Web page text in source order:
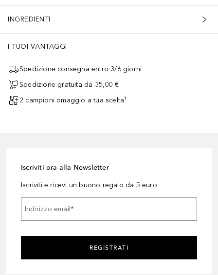
INGREDIENTI
I TUOI VANTAGGI
Spedizione consegna entro 3/6 giorni
Spedizione gratuita da 35,00 €
2 campioni omaggio a tua scelta¹
Iscriviti ora alla Newsletter
Iscriviti e ricevi un buono regalo da 5 euro
Indirizzo email*
REGISTRATI